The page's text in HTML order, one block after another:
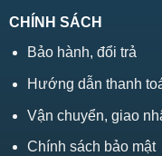
CHÍNH SÁCH
Bảo hành, đổi trả
Hướng dẫn thanh
Vận chuyển, giao
Chính sách bảo mật